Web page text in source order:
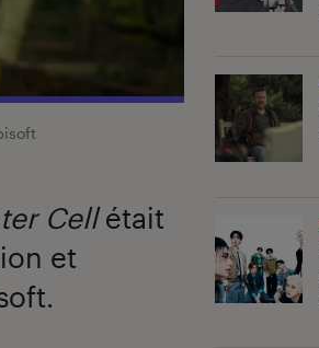
Cellétait
et